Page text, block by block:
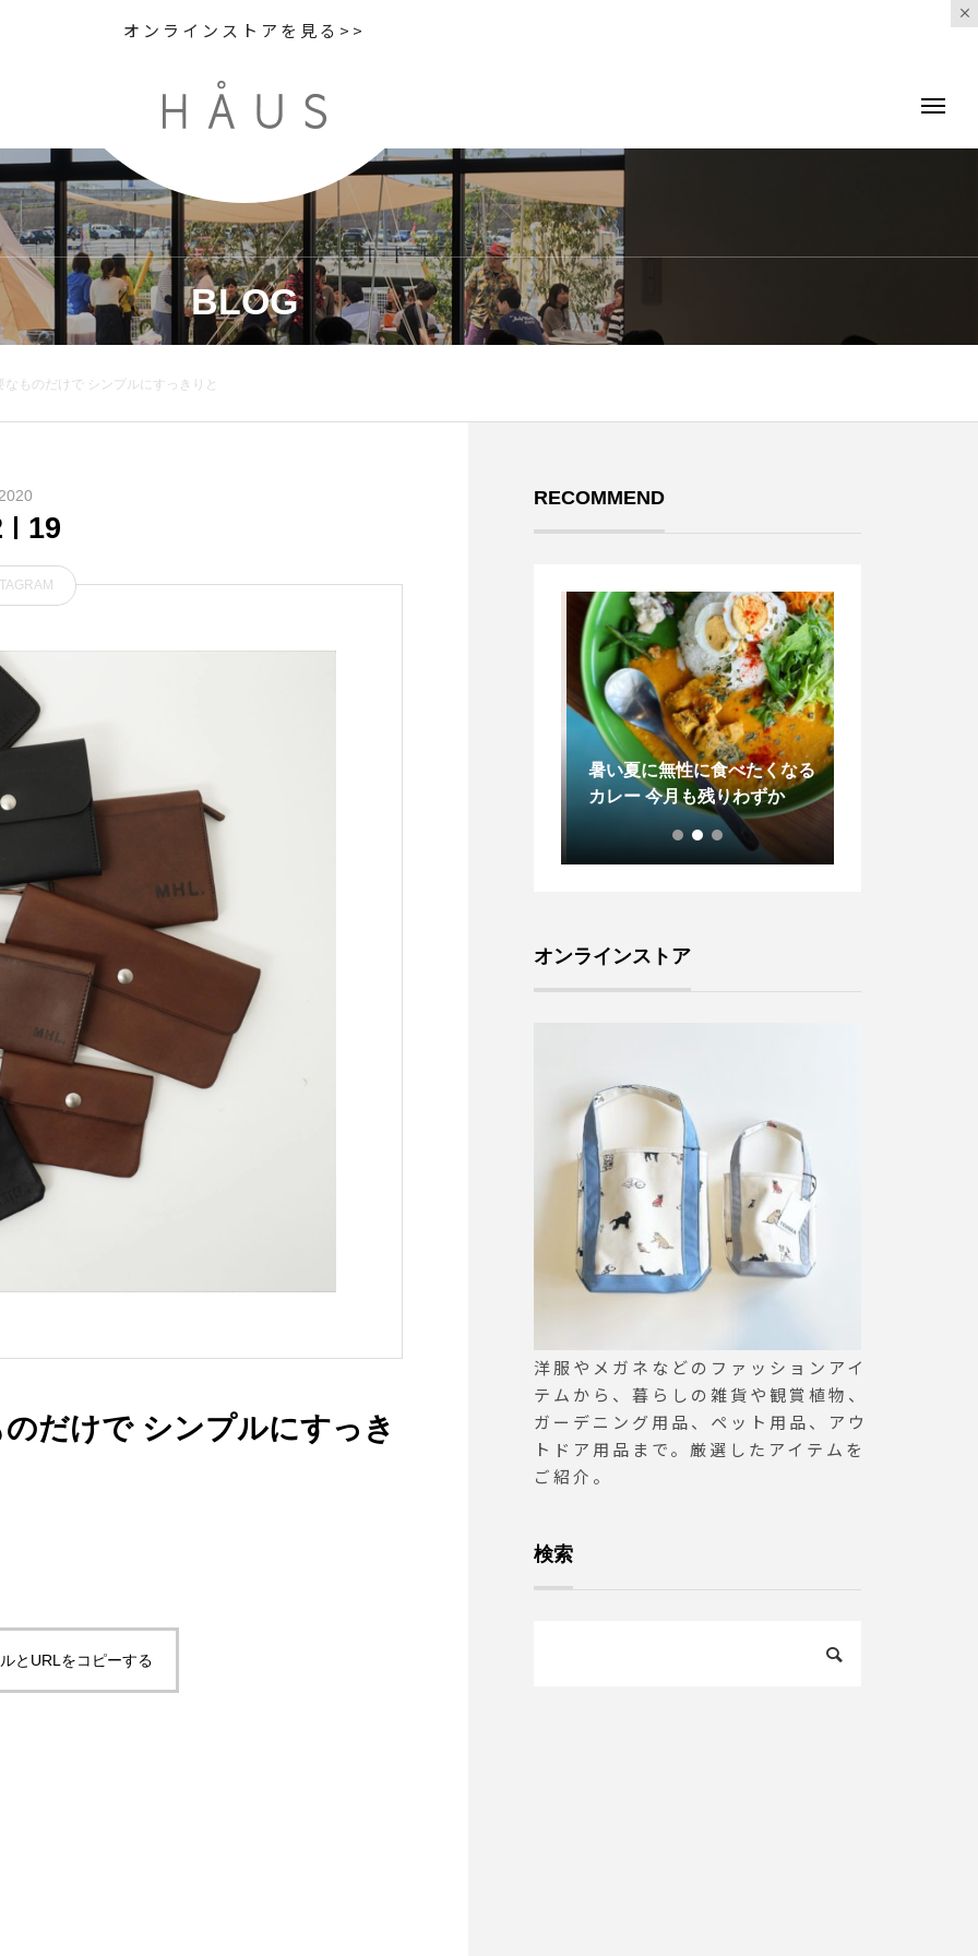
オンラインストアを見る>>
BLOG
ものだけで シンプルにすっきりと
19
だけで シンプルにすっき
とURLをコピーする
RECOMMEND
ディナーメニューで女性に人
気の高い 蒸し鶏とアボカド
のヘルシー丼¥1,100🥑🐓 丁
寧に火入れをした蒸し鶏に
暑い夏に無性に食べたくなる
カレー️ 今月も残りわずか
オンラインストア
洋服やメガネなどのファッションアイ
テムから、暮らしの雑貨や観賞植物、
ガーデニング用品、ペット用品、アウ
トドア用品まで。厳選したアイテムを
ご紹介。
検索